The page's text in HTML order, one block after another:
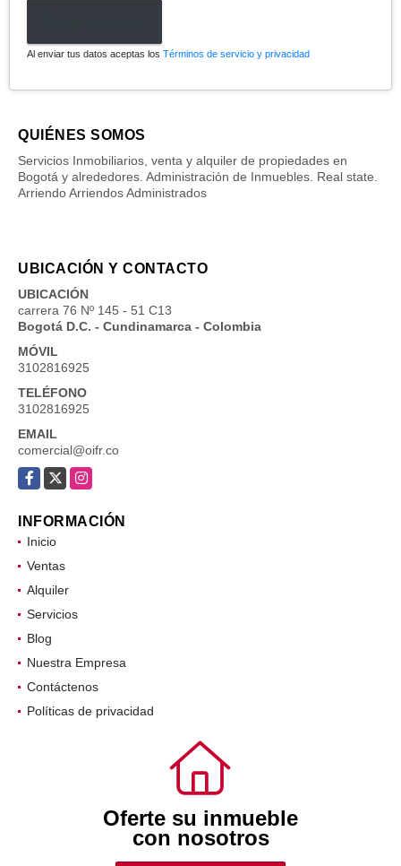
Al enviar tus datos aceptas los Términos de servicio y privacidad
QUIÉNES SOMOS
Servicios Inmobiliarios, venta y alquiler de propiedades en
Bogotá y alrededores. Administración de Inmuebles. Real state.
Arriendo Arriendos Administrados
UBICACIÓN Y CONTACTO
UBICACIÓN
carrera 76 Nº 145 - 51 C13
Bogotá D.C. - Cundinamarca - Colombia
MÓVIL
3102816925
TELÉFONO
3102816925
EMAIL
comercial@oifr.co
Facebook
X Instagram
INFORMACIÓN
Inicio
Ventas
Alquiler
Servicios
Blog
Nuestra Empresa
Contáctenos
Políticas de privacidad
Oferte su inmueble
con nosotros